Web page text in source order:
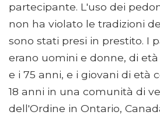
partecipante. L'uso dei
non ha violato le tradizioni
sono stati presi in prestito. I
erano uomini e donne, di età
e i 75 anni, e i giovani di età
18 anni in una comunità di
dell'Ordine in Ontario,